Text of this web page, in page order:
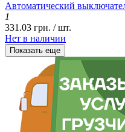
Автоматический
1
331.03 грн. / шт.
Нет в наличии
Показать еще